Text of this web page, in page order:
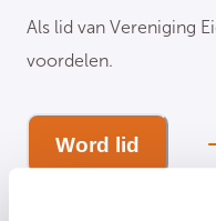
Als lid van Vereniging
voordelen.
Word lid